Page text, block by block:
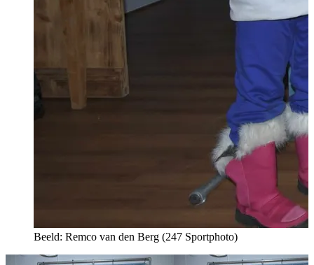
Beeld: Remco van den Berg (247 Sportphoto)